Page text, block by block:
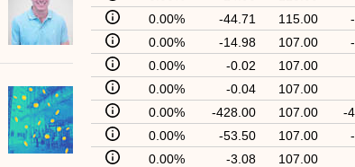
115.00
-44.71
0.00%
107.00
-14.98
0.00%
107.00
-0.02
0.00%
107.00
-0.04
0.00%
-
107.00
-428.00
0.00%
107.00
-53.50
0.00%
107.00
-3.08
0.00%